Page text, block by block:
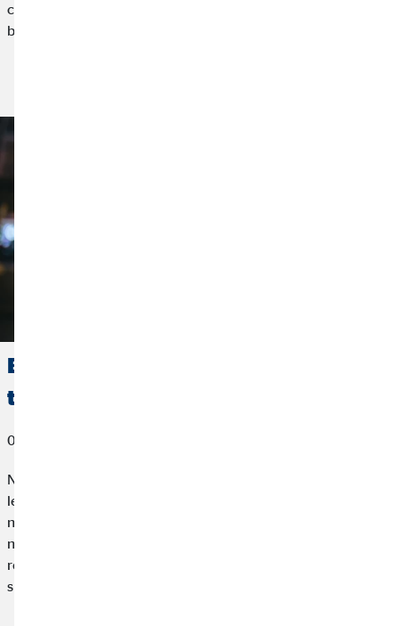
comptabilité : une fois la première étape passée, tu as juste
besoin de continuer ainsi.
Bien investir son argent : Comment
tirer profit de votre épargne ?
07 décembre 2021
Noël est presque là ! Les bonus annuels et l’argent reçu pendant
les fêtes permettent d’arrondir la fin de l’année pour un grand
nombre de personnes. Aussi tentant que cela puisse paraitre, il
n'existe pas beaucoup de raisons de dépenser cet argent. Il est
recommandé d’investir son argent intelligemment en misant
sur son propre futur : nous allons découvrir comment.